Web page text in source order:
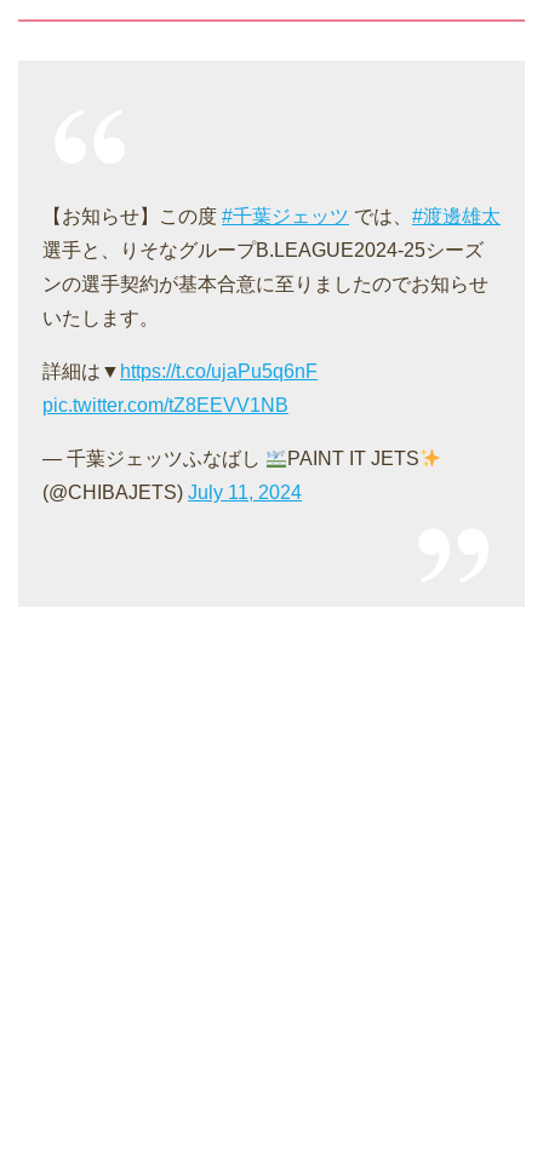
【お知らせ】この度 #千葉ジェッツ では、 #渡邊雄太
選手と、りそなグループB.LEAGUE2024-25シーズ
ンの選手契約が基本合意に至りましたのでお知らせ
いたします。
詳細は▼ https://t.co/ujaPu5q6nF
pic.twitter.com/tZ8EEVV1NB
— 千葉ジェッツふなばし
PAINT IT JETS
(@CHIBAJETS) July 11, 2024